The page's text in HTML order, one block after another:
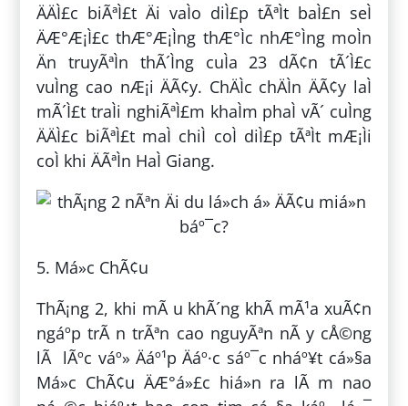
ÄÄÌ£c biÃªÌ£t Äi vaÌo diÌ£p tÃªÌt baÌ£n seÌ
ÄÆ°Æ¡Ì£c thÆ°Æ¡Ìng thÆ°Ìc nhÆ°Ìng moÌn
Än truyÃªÌn thÃ´Ìng cuÌa 23 dÃ¢n tÃ´Ì£c
vuÌng cao nÆ¡i ÄÃ¢y. ChÄÌc chÄÌn ÄÃ¢y laÌ
mÃ´Ì£t traÌi nghiÃªÌ£m khaÌm phaÌ vÃ´ cuÌng
ÄÄÌ£c biÃªÌ£t maÌ chiÌ coÌ diÌ£p tÃªÌt mÆ¡Ìi
coÌ khi ÄÃªÌn HaÌ Giang.
5. Má»c ChÃ¢u
ThÃ¡ng 2, khi mÃ u khÃ´ng khÃ­ mÃ¹a xuÃ¢n
ngáº­p trÃ n trÃªn cao nguyÃªn nÃ y cÅ©ng
lÃ lÃºc váº» Äáº¹p Äáº·c sáº¯c nháº¥t cá»§a
Má»c ChÃ¢u ÄÆ°á»£c hiá»n ra lÃ m nao